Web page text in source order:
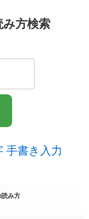
方検索
手書き入力
読み方